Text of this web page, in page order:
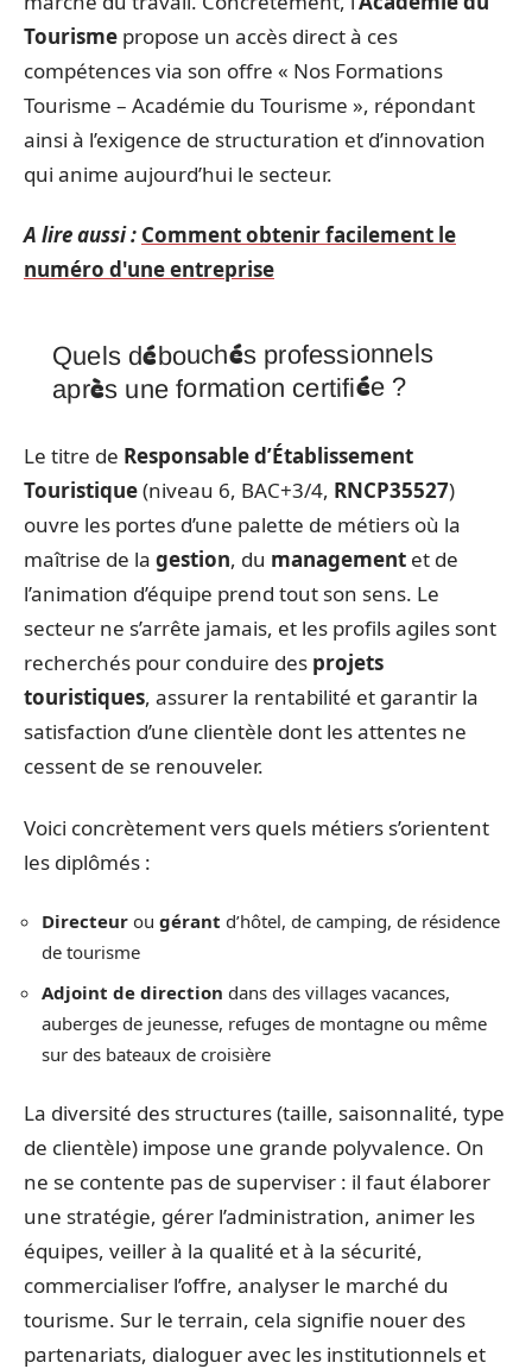
Tourisme propose un accès direct à ces
compétences via son offre « Nos Formations
Tourisme – Académie du Tourisme », répondant
ainsi à l’exigence de structuration et d’innovation
qui anime aujourd’hui le secteur.
A lire aussi : Comment obtenir facilement le
numéro d'une entreprise
Quels débouchés professionnels
après une formation certifiée ?
Le titre de Responsable d’Établissement
Touristique(niveau 6, BAC+3/4, RNCP35527)
ouvre les portes d’une palette de métiers où la
maîtrise de la gestion, du management et de
l’animation d’équipe prend tout son sens. Le
secteur ne s’arrête jamais, et les profils agiles sont
recherchés pour conduire des projets
touristiques, assurer la rentabilité et garantir la
satisfaction d’une clientèle dont les attentes ne
cessent de se renouveler.
Voici concrètement vers quels métiers s’orientent
les diplômés :
Directeur ou gérant d’hôtel, de camping, de résidence
de tourisme
Adjoint de direction dans des villages vacances,
auberges de jeunesse, refuges de montagne ou même
sur des bateaux de croisière
La diversité des structures (taille, saisonnalité, type
de clientèle) impose une grande polyvalence. On
ne se contente pas de superviser : il faut élaborer
une stratégie, gérer l’administration, animer les
équipes, veiller à la qualité et à la sécurité,
commercialiser l’offre, analyser le marché du
tourisme. Sur le terrain, cela signifie nouer des
partenariats, dialoguer avec les institutionnels et